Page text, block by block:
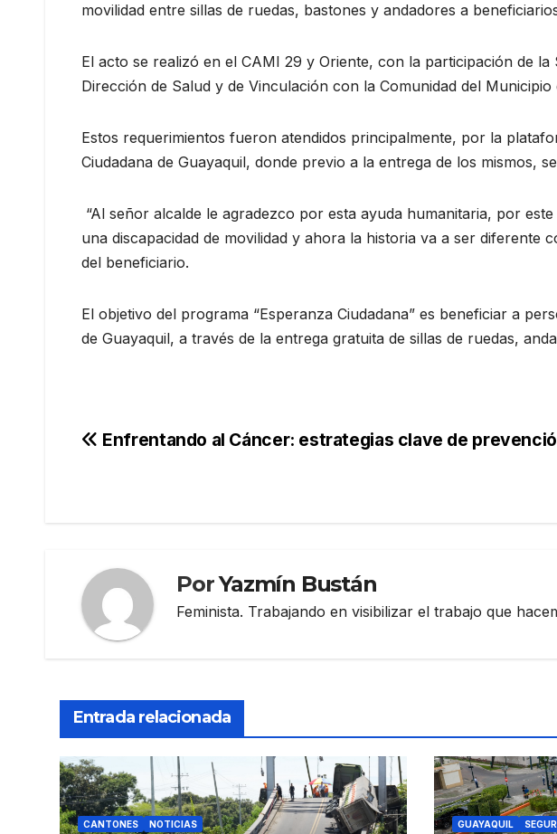
movilidad entre sillas de ruedas, bastones y andadores a
El acto se realizó en el CAMI 29 y Oriente, con la participación de
Dirección de Salud y de Vinculación con la Comunidad del Municipio
Estos requerimientos fueron atendidos principalmente, por la
Ciudadana de Guayaquil, donde previo a la entrega de los mismos,
“Al señor alcalde le agradezco por esta ayuda humanitaria, por
una discapacidad de movilidad y ahora la historia va a ser
del beneficiario.
El objetivo del programa “Esperanza Ciudadana” es beneficiar a
de Guayaquil, a través de la entrega gratuita de sillas de ruedas,
Navegación
Enfrentando al Cáncer: estrategias clave de
PorYazmín Bustán
Feminista. Trabajando en visibilizar el trabajo que
Entrada relacionada
CANTONES NOTICIAS GUAYAQUIL